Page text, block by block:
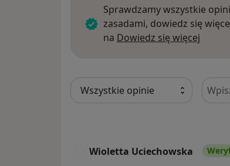
Sprawdzamy wszystkie
zasadami, dowiedz się
na Dowiedz się więcej
Wioletta Uciechowska